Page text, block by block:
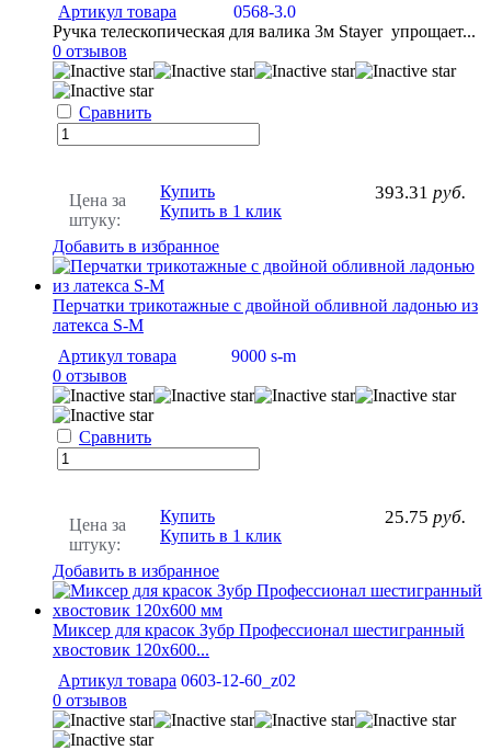
Артикул товара
0568-3.0
Ручка телескопическая для валика 3м Stayer упрощает...
0 отзывов
Сравнить
Цена за
штуку:
393.31 руб.
Купить
Купить в 1 клик
Добавить в избранное
Перчатки трикотажные с двойной обливной ладонью из
латекса S-M
Артикул товара
9000 s-m
0 отзывов
Сравнить
Цена за
штуку:
25.75 руб.
Купить
Купить в 1 клик
Добавить в избранное
Миксер для красок Зубр Профессионал шестигранный
хвостовик 120х600...
Артикул товара 0603-12-60_z02
0 отзывов